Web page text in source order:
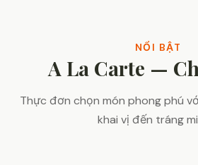
NỔI BẬT
A La Carte —
Thực đơn chọn món phong phú
khai vị đến tráng